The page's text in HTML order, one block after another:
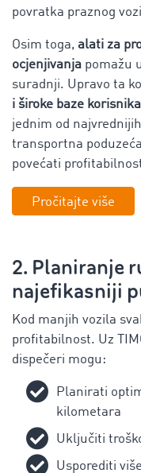
povratka praznog
Osim toga, alati za
ocjenjivanja pomažu
suradnji. Upravo ta
i široke baze korisnika
jednim od
transportna
povećati
Pročitajte više
2. Planiranje
najefikasniji
Kod manjih vozila
profitabilnost. Uz
dispečeri mogu:
Planirati
kilometara
Uključiti
Usporediti